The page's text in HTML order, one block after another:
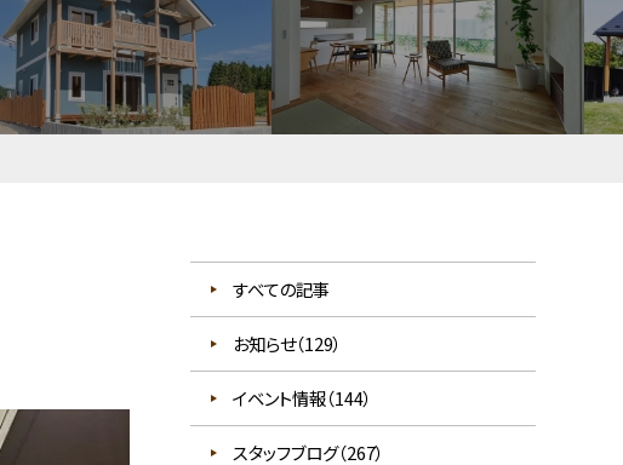
すべての記事
お知らせ（129）
イベント情報（144）
スタッフブログ（267）